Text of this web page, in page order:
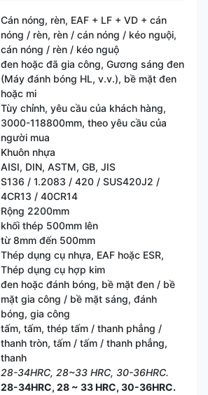
Cán nóng, rèn, EAF + LF + VD + cán
nóng / rèn, rèn / cán nóng / kéo nguội,
cán nóng / rèn / kéo nguộ
đen hoặc đã gia công, Gương sáng đen
(Máy đánh bóng HL, v.v.), bề mặt đen
hoặc mi
Tùy chỉnh, yêu cầu của khách hàng,
3000-118800mm, theo yêu cầu của
người mua
Khuôn nhựa
AISI, DIN, ASTM, GB, JIS
S136 / 1.2083 / 420 / SUS420J2 /
4CR13 / 40CR14
Rộng 2200mm
khối thép 500mm lên
từ 8mm đến 500mm
Thép dụng cụ nhựa, EAF hoặc ESR,
Thép dụng cụ hợp kim
đen hoặc đánh bóng, bề mặt đen / bề
mặt gia công / bề mặt sáng, đánh
bóng, gia công
tấm, tấm, thép tấm / thanh phẳng /
thanh tròn, tấm / tấm / thanh phẳng,
thanh
28-34HRC, 28~33 HRC, 30-36HRC.
28-34HRC, 28 ~ 33 HRC, 30-36HRC.